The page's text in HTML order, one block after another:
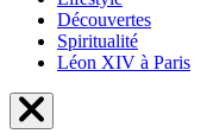
Découvertes
Spiritualité
Léon XIV à Paris